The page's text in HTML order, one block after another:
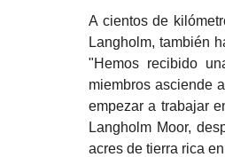
A cientos de
Langholm, también
"Hemos recibido
miembros asciende
empezar a trabajar
Langholm Moor,
acres de tierra rica